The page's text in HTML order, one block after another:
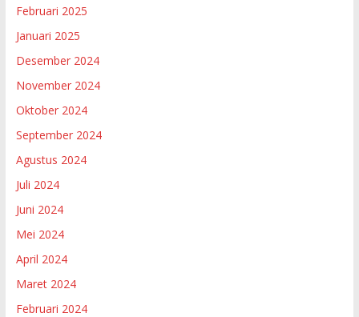
Februari 2025
Januari 2025
Desember 2024
November 2024
Oktober 2024
September 2024
Agustus 2024
Juli 2024
Juni 2024
Mei 2024
April 2024
Maret 2024
Februari 2024